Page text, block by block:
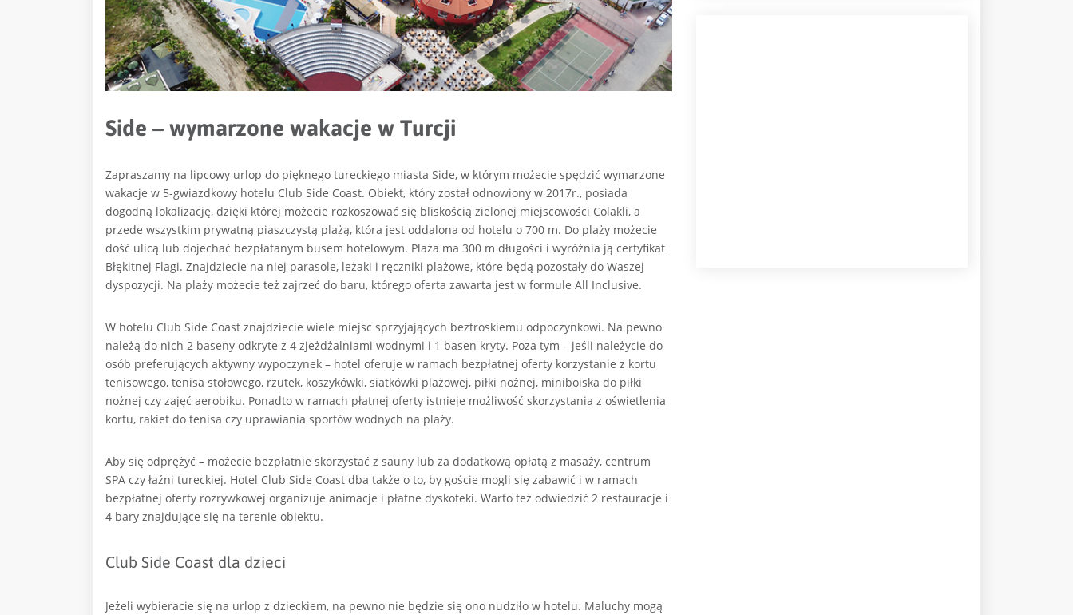
Side – wymarzone wakacje w Turcji
Zapraszamy na lipcowy urlop do pięknego tureckiego miasta Side, w którym możecie spędzić wymarzone
wakacje w 5-gwiazdkowy hotelu Club Side Coast. Obiekt, który został odnowiony w 2017r., posiada
dogodną lokalizację, dzięki której możecie rozkoszować się bliskością zielonej miejscowości Colakli, a
przede wszystkim prywatną piaszczystą plażą, która jest oddalona od hotelu o 700 m. Do plaży możecie
dość ulicą lub dojechać bezpłatanym busem hotelowym. Plaża ma 300 m długości i wyróżnia ją certyfikat
Błękitnej Flagi. Znajdziecie na niej parasole, leżaki i ręczniki plażowe, które będą pozostały do Waszej
dyspozycji. Na plaży możecie też zajrzeć do baru, którego oferta zawarta jest w formule All Inclusive.
W hotelu Club Side Coast znajdziecie wiele miejsc sprzyjających beztroskiemu odpoczynkowi. Na pewno
należą do nich 2 baseny odkryte z 4 zjeżdżalniami wodnymi i 1 basen kryty. Poza tym – jeśli należycie do
osób preferujących aktywny wypoczynek – hotel oferuje w ramach bezpłatnej oferty korzystanie z kortu
tenisowego, tenisa stołowego, rzutek, koszykówki, siatkówki plażowej, piłki nożnej, miniboiska do piłki
nożnej czy zajęć aerobiku. Ponadto w ramach płatnej oferty istnieje możliwość skorzystania z oświetlenia
kortu, rakiet do tenisa czy uprawiania sportów wodnych na plaży.
Aby się odprężyć – możecie bezpłatnie skorzystać z sauny lub za dodatkową opłatą z masaży, centrum
SPA czy łaźni tureckiej. Hotel Club Side Coast dba także o to, by goście mogli się zabawić i w ramach
bezpłatnej oferty rozrywkowej organizuje animacje i płatne dyskoteki. Warto też odwiedzić 2 restauracje i
4 bary znajdujące się na terenie obiektu.
Club Side Coast dla dzieci
Jeżeli wybieracie się na urlop z dzieckiem, na pewno nie będzie się ono nudziło w hotelu. Maluchy mogą